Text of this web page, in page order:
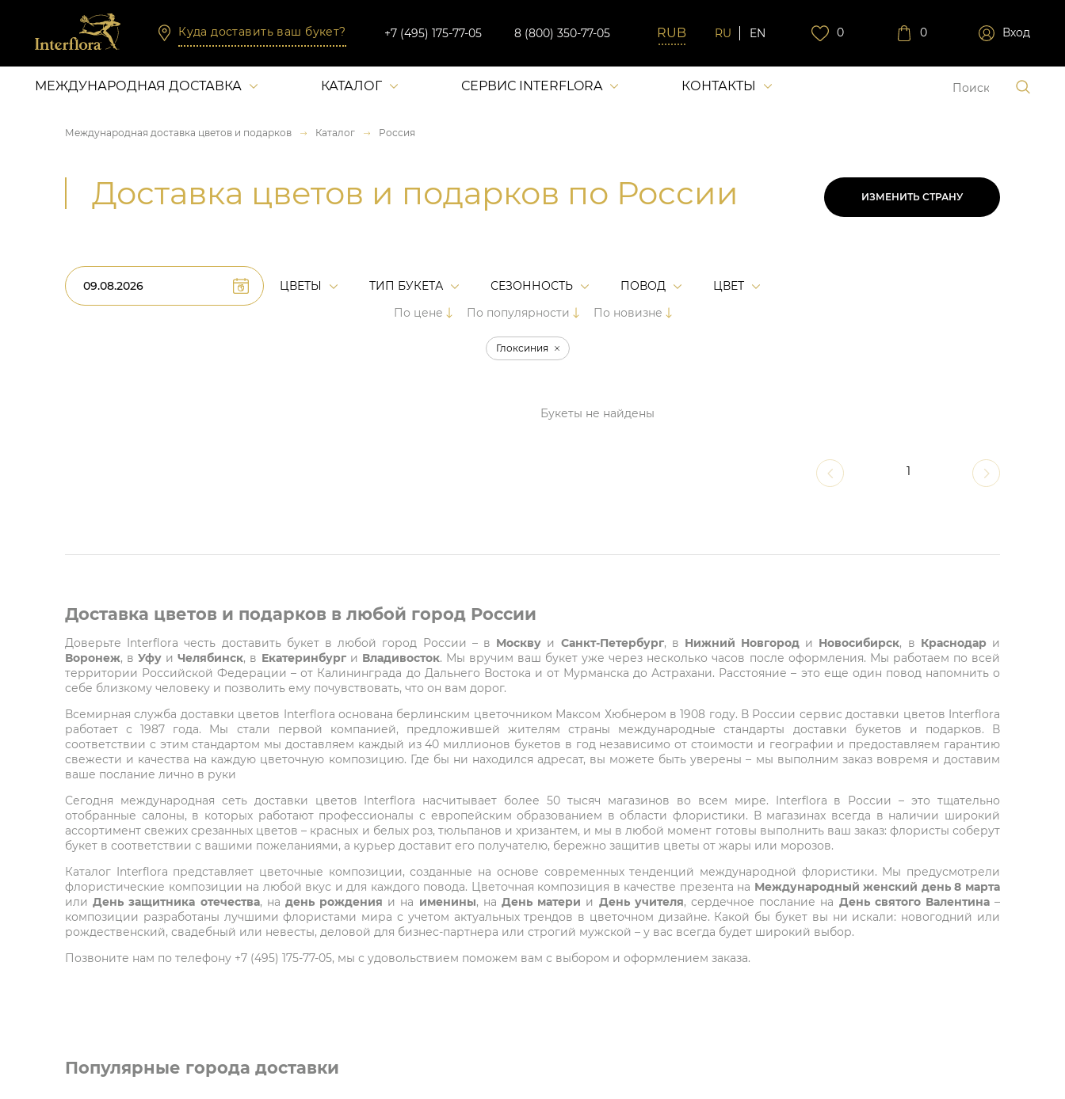
Куда доставить ваш букет? +7 (495) 175-77-05 8 (800) 350-77-05 RU EN 0 0 Вход
МЕЖДУНАРОДНАЯ ДОСТАВКА КАТАЛОГ СЕРВИС INTERFLORA КОНТАКТЫ
Международная доставка цветов и подарков Каталог Россия
Доставка цветов и подарков по России ИЗМЕНИТЬ СТРАНУ
ЦВЕТЫ ТИП БУКЕТА СЕЗОННОСТЬ ПОВОД
ЦВЕТ
По цене
По популярности По новизне
Глоксиния
Букеты не найдены
1
Доставка цветов и подарков в любой город России
Доверьте Interflora честь доставить букет в любой город России – в Москву и Санкт-Петербург, в Нижний Новгород и Новосибирск, в Краснодари
Воронеж, вУфу иЧелябинск, в Екатеринбурги Владивосток. Мы вручим ваш букет уже через несколько часов после оформления. Мы работаем по всей
территории Российской Федерации – от Калининграда до Дальнего Востока и от Мурманска до Астрахани. Расстояние – это еще один повод напомнить о
себе близкому человеку и позволить ему почувствовать, что он вам дорог.
Всемирная служба доставки цветов Interflora основана берлинским цветочником Максом Хюбнером в 1908 году. В России сервис доставки цветов Interflora
работает с 1987 года. Мы стали первой компанией, предложившей жителям страны международные стандарты доставки букетов и подарков. В
соответствии с этим стандартом мы доставляем каждый из 40 миллионов букетов в год независимо от стоимости и географии и предоставляем гарантию
свежести и качества на каждую цветочную композицию. Где бы ни находился адресат, вы можете быть уверены – мы выполним заказ вовремя и доставим
ваше послание лично в руки
Сегодня международная сеть доставки цветов Interflora насчитывает более 50 тысяч магазинов во всем мире. Interflora в России – это тщательно
отобранные салоны, в которых работают профессионалы с европейским образованием в области флористики. В магазинах всегда в наличии широкий
ассортимент свежих срезанных цветов – красных и белых роз, тюльпанов и хризантем, и мы в любой момент готовы выполнить ваш заказ: флористы соберут
букет в соответствии с вашими пожеланиями, а курьер доставит его получателю, бережно защитив цветы от жары или морозов.
Каталог Interflora представляет цветочные композиции, созданные на основе современных тенденций международной флористики. Мы предусмотрели
флористические композиции на любой вкус и для каждого повода. Цветочная композиция в качестве презента на Международный женский день 8 марта
илиДень защитника отечества, на день рождения и на именины, наДень матери и День учителя, сердечное послание на День святого Валентина–
композиции разработаны лучшими флористами мира с учетом актуальных трендов в цветочном дизайне. Какой бы букет вы ни искали: новогодний или
рождественский, свадебный или невесты, деловой для бизнес-партнера или строгий мужской – у вас всегда будет широкий выбор.
Позвоните нам по телефону +7 (495) 175-77-05, мы с удовольствием поможем вам с выбором и оформлением заказа.
Популярные города доставки